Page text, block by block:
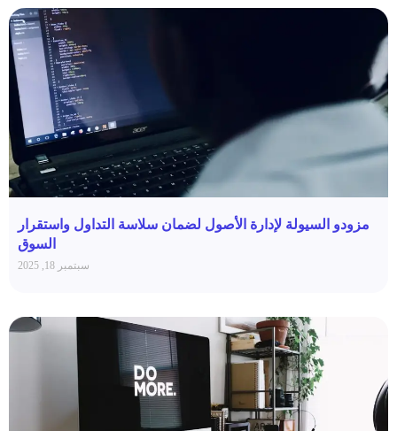
مزودو السيولة لإدارة الأصول لضمان سلاسة التداول واستقرار
السوق
سبتمبر 18, 2025